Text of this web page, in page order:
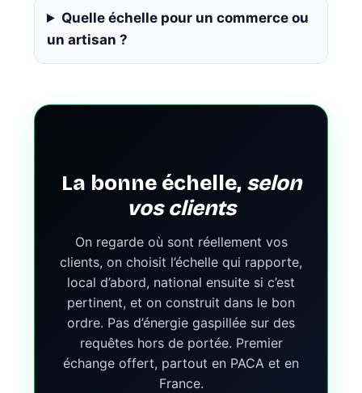
Quelle échelle pour un commerce ou
un artisan ?
La bonne échelle, selon
vos clients
On regarde où sont réellement vos
clients, on choisit l’échelle qui rapporte,
local d’abord, national ensuite si c’est
pertinent, et on construit dans le bon
ordre. Pas d’énergie gaspillée sur des
requêtes hors de portée. Premier
échange offert, partout en PACA et en
France.